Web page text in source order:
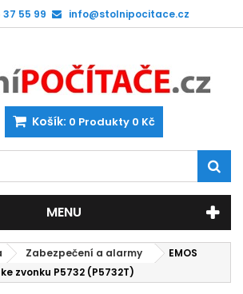
37 55 99 info@stolnipocitace.cz
Košík: 0 Produkty 0 Kč
MENU
Zabezpečení a alarmy
EMOS
zvonku P5732 (P5732T)